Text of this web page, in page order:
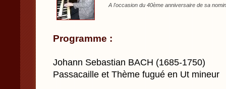
A l'occasion du 40ème anniversaire de sa
Programme :
Johann Sebastian BACH (1685-1750)
Passacaille et Thème fugué en Ut mineur